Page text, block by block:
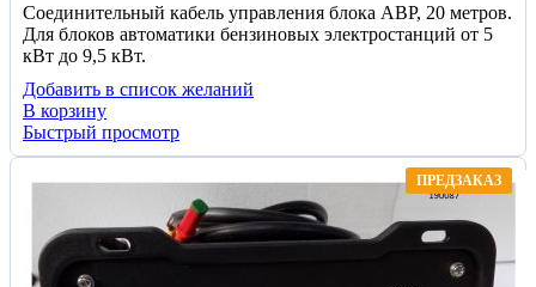
Соединительный кабель управления блока АВР, 20 метров.
Для блоков автоматики бензиновых электростанций от 5
кВт до 9,5 кВт.
Добавить в список желаний
В корзину
Быстрый просмотр
ПРЕДЗАКАЗ